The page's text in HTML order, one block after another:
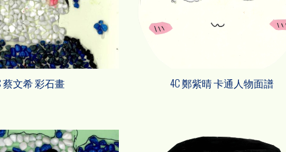
蔡文希 彩石畫 4C 鄭紫晴 卡通人物面譜